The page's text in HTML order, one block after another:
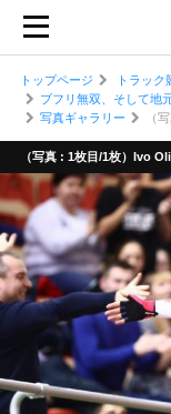
トップページ
トラック
ブフリ無双、そして地
写真ギャラリー
（
（写真 : 1枚目/1枚）Ivo